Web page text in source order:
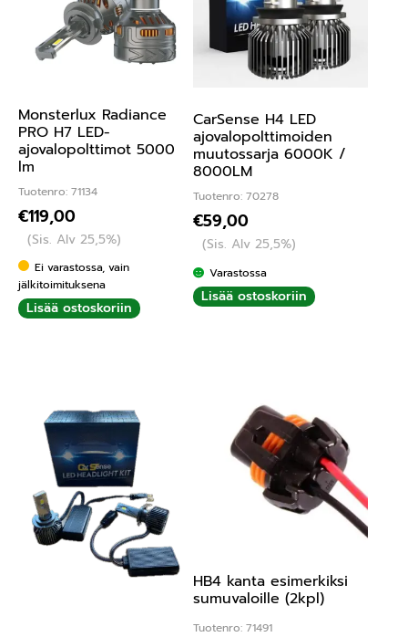
Monsterlux Radiance
PRO H7 LED-
ajovalopolttimot 5000
lm
Tuotenro: 71134
€119,00
(Sis. Alv 25,5%)
Ei varastossa, vain
jälkitoimituksena
Lisää ostoskoriin
CarSense H4 LED
ajovalopolttimoiden
muutossarja 6000K /
8000LM
Tuotenro: 70278
€59,00
(Sis. Alv 25,5%)
Varastossa
Lisää ostoskoriin
HB4 kanta esimerkiksi
sumuvaloille (2kpl)
Tuotenro: 71491